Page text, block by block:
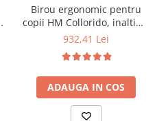
Birou ergonomic pentru
copii HM Collorido, inaltime
reglabila, unghi inclinare
MDF, 100x66x69-84 cm, alb
932,41 Lei
ADAUGA IN COS